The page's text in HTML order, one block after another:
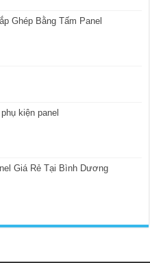
Ghép Bằng Tấm Panel
kiện panel
Giá Rẻ Tại Bình Dương